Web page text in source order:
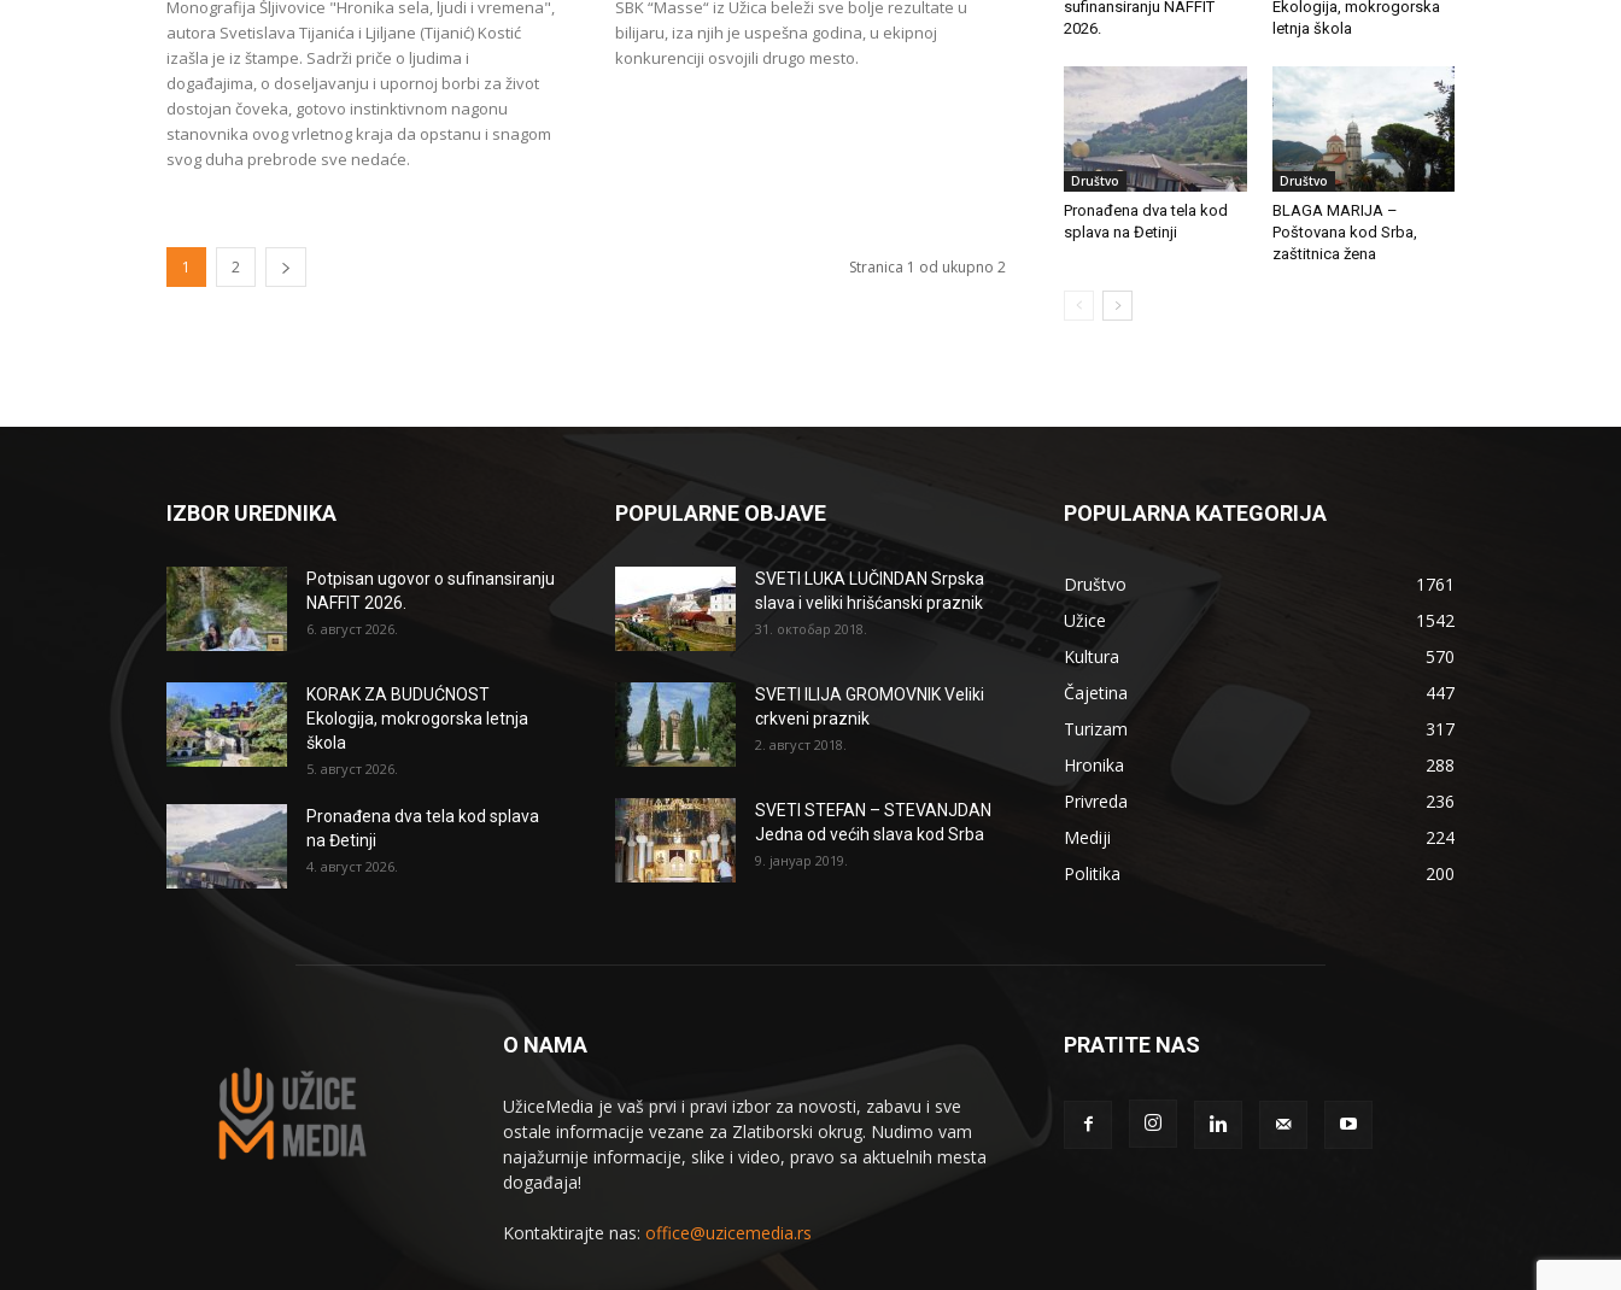
Monografija Šljivovice "Hronika sela, ljudi i vremena",
autora Svetislava Tijanića i Ljiljane (Tijanić) Kostić
izašla je iz štampe. Sadrži priče o ljudima i
događajima, o doseljavanju i upornoj borbi za život
dostojan čoveka, gotovo instinktivnom nagonu
stanovnika ovog vrletnog kraja da opstanu i snagom
svog duha prebrode sve nedaće.
SBK “Masse“ iz Užica beleži sve bolje rezultate u
bilijaru, iza njih je uspešna godina, u ekipnoj
konkurenciji osvojili drugo mesto.
1 2 Stranica 1 od ukupno 2
sufinansiranju NAFFIT
2026.
Ekologija, mokrogorska
letnja škola
Društvo
Pronađena dva tela kod
splava na Đetinji
Društvo
BLAGA MARIJA –
Poštovana kod Srba,
zaštitnica žena
IZBOR UREDNIKA
Potpisan ugovor o sufinansiranju
NAFFIT 2026.
6. август 2026.
KORAK ZA BUDUĆNOST
Ekologija, mokrogorska letnja
škola
5. август 2026.
Pronađena dva tela kod splava
na Đetinji
4. август 2026.
POPULARNE OBJAVE
SVETI LUKA LUČINDAN Srpska
slava i veliki hrišćanski praznik
31. октобар 2018.
SVETI ILIJA GROMOVNIK Veliki
crkveni praznik
2. август 2018.
SVETI STEFAN – STEVANJDAN
Jedna od većih slava kod Srba
9. јануар 2019.
POPULARNA KATEGORIJA
Društvo
1761
Užice
1542
Kultura
570
Čajetina
447
Turizam
317
Hronika
288
Privreda
236
Mediji
224
Politika
200
O NAMA
UžiceMedia je vaš prvi i pravi izbor za novosti, zabavu i sve
ostale informacije vezane za Zlatiborski okrug. Nudimo vam
najažurnije informacije, slike i video, pravo sa aktuelnih mesta
događaja!
Kontaktirajte nas: office@uzicemedia.rs
PRATITE NAS